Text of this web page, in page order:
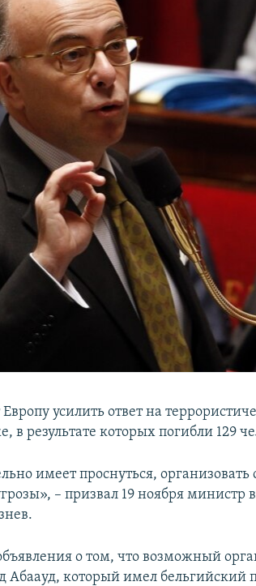
усилить ответ на
результате которых погибли 129
имеет проснуться,
– призвал 19 ноября министр
о том, что возможный
Абаауд, который имел бельгийский